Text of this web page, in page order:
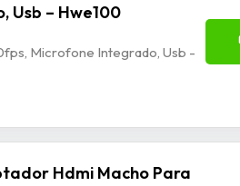
Usb – Hwe100
Microfone Integrado, Usb -
Hdmi Macho Para